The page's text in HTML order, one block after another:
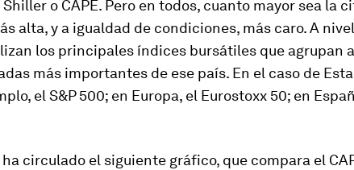
o CAPE. Pero en todos, cuanto mayor sea la
alta, y a igualdad de condiciones, más caro. A nivel
los principales índices bursátiles que agrupan
más importantes de ese país. En el caso de
el S&P 500; en Europa, el Eurostoxx 50; en
circulado el siguiente gráfico, que compara el